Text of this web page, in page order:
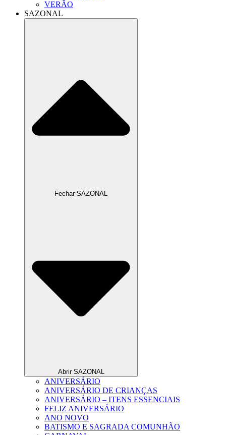
VERÃO
SAZONAL
Fechar SAZONAL
Abrir SAZONAL
ANIVERSÁRIO
ANIVERSÁRIO DE CRIANÇAS
ANIVERSÁRIO – ITENS ESSENCIAIS
FELIZ ANIVERSÁRIO
ANO NOVO
BATISMO E SAGRADA COMUNHÃO